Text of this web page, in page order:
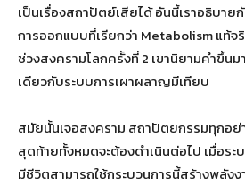
เป็นเรื่องสถาปัตย์เสียได้ อันนี้เราอธิบาย
การออกแบบที่เรียกว่า Metabolism แท้จ
ช่วงสงครามโลกครั้งที่ 2 เขานิยามคำขึ้น
เดียวกับระบบการเผาผลาญมีเทียบ
สมัยนั้นเจอสงคราม สถาปัตยกรรมทุกอย่
สุดท้ายทั้งหมดจะต้องดำเนินต่อไป เมื่อร
มีชีวิตสามารถใช้กระบวนการนี้สร้างพลัง